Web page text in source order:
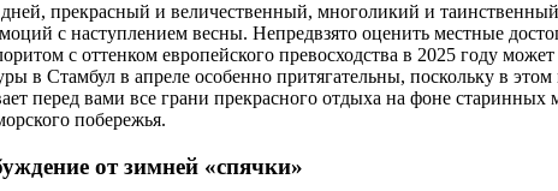
прекрасный и величественный, многоликий и
с наступлением весны. Непредвзято оценить местные
с оттенком европейского превосходства в 2025 году
в Стамбул в апреле особенно притягательны, поскольку в этом
перед вами все грани прекрасного отдыха на фоне старинных
побережья.
от зимней «спячки»